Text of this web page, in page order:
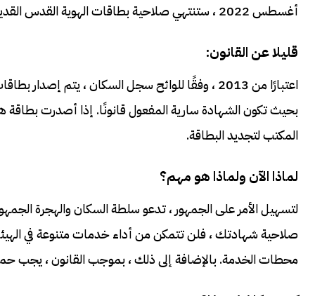
أغسطس 2022 ، ستنتهي صلاحية بطاقات الهوية القدس القديمة التي ليس لها تاريخ انتهاء (اصدرت قبل عام 2012)
قليلا عن القانون:
اعتبارًا من 2013 ، وفقًا للوائح سجل السكان ،
المكتب لتجديد البطاقة.
لماذا الآن ولماذا هو مهم؟
لتسهيل الأمر على الجمهور ، تدعو سلطة السكان والهجرة
صلاحية شهادتك ، فلن تتمكن من أداء خدمات متنوعة في
محطات الخدمة. بالإضافة إلى ذلك ، بموجب القانون ، يجب